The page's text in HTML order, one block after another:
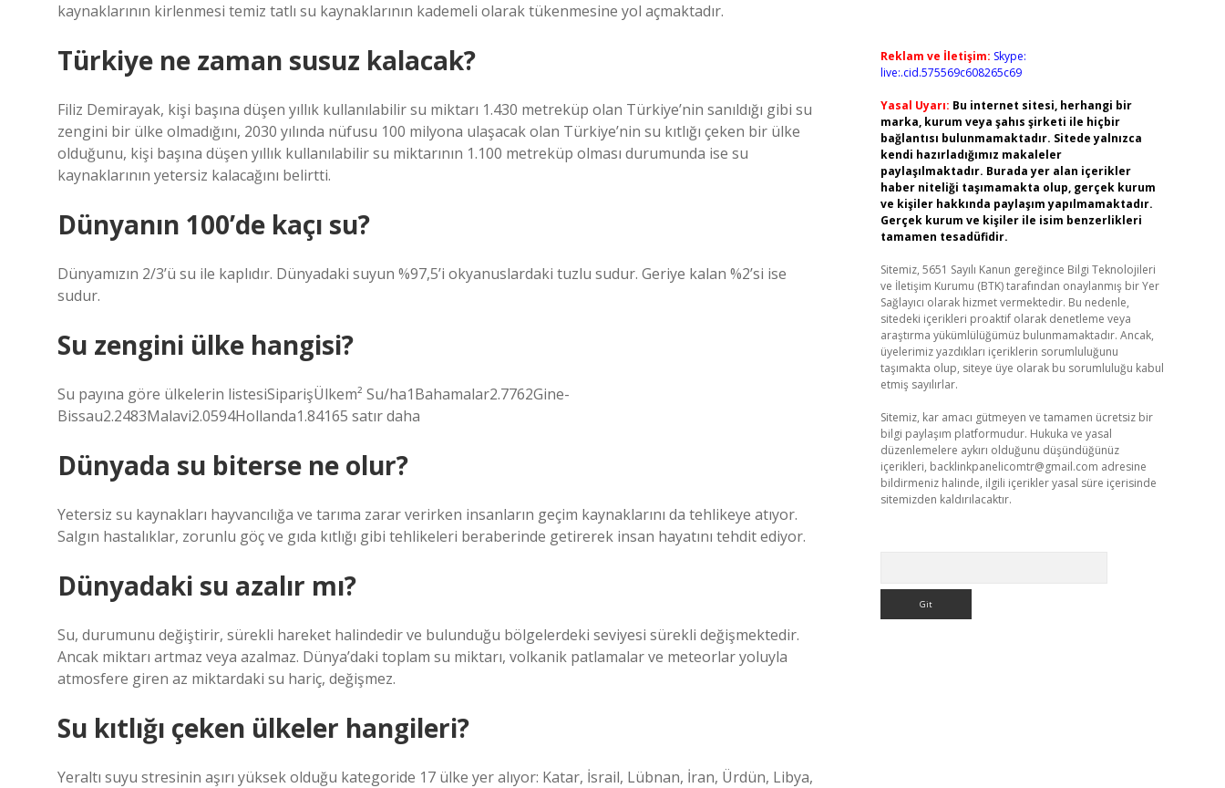
kaynaklarının kirlenmesi temiz tatlı su kaynaklarının kademeli olarak tükenmesine yol açmaktadır.
Türkiye ne zaman susuz kalacak?
Filiz Demirayak, kişi başına düşen yıllık kullanılabilir su miktarı 1.430 metreküp olan Türkiye’nin sanıldığı gibi su
zengini bir ülke olmadığını, 2030 yılında nüfusu 100 milyona ulaşacak olan Türkiye’nin su kıtlığı çeken bir ülke
olduğunu, kişi başına düşen yıllık kullanılabilir su miktarının 1.100 metreküp olması durumunda ise su
kaynaklarının yetersiz kalacağını belirtti.
Dünyanın 100’de kaçı su?
Dünyamızın 2/3’ü su ile kaplıdır. Dünyadaki suyun %97,5’i okyanuslardaki tuzlu sudur. Geriye kalan %2’si ise
sudur.
Su zengini ülke hangisi?
Su payına göre ülkelerin listesiSiparişÜlkem² Su/ha1Bahamalar2.7762Gine-
Bissau2.2483Malavi2.0594Hollanda1.84165 satır daha
Dünyada su biterse ne olur?
Yetersiz su kaynakları hayvancılığa ve tarıma zarar verirken insanların geçim kaynaklarını da tehlikeye atıyor.
Salgın hastalıklar, zorunlu göç ve gıda kıtlığı gibi tehlikeleri beraberinde getirerek insan hayatını tehdit ediyor.
Dünyadaki su azalır mı?
Su, durumunu değiştirir, sürekli hareket halindedir ve bulunduğu bölgelerdeki seviyesi sürekli değişmektedir.
Ancak miktarı artmaz veya azalmaz. Dünya’daki toplam su miktarı, volkanik patlamalar ve meteorlar yoluyla
atmosfere giren az miktardaki su hariç, değişmez.
Su kıtlığı çeken ülkeler hangileri?
Yeraltı suyu stresinin aşırı yüksek olduğu kategoride 17 ülke yer alıyor: Katar, İsrail, Lübnan, İran, Ürdün, Libya,
Reklam ve İletişim: Skype:
live:.cid.575569c608265c69
Yasal Uyarı: Bu internet sitesi, herhangi bir
marka, kurum veya şahıs şirketi ile hiçbir
bağlantısı bulunmamaktadır. Sitede yalnızca
kendi hazırladığımız makaleler
paylaşılmaktadır. Burada yer alan içerikler
haber niteliği taşımamakta olup, gerçek kurum
ve kişiler hakkında paylaşım yapılmamaktadır.
Gerçek kurum ve kişiler ile isim benzerlikleri
tamamen tesadüfidir.
Sitemiz, 5651 Sayılı Kanun gereğince Bilgi Teknolojileri
ve İletişim Kurumu (BTK) tarafından onaylanmış bir Yer
Sağlayıcı olarak hizmet vermektedir. Bu nedenle,
sitedeki içerikleri proaktif olarak denetleme veya
araştırma yükümlülüğümüz bulunmamaktadır. Ancak,
üyelerimiz yazdıkları içeriklerin sorumluluğunu
taşımakta olup, siteye üye olarak bu sorumluluğu kabul
etmiş sayılırlar.
Sitemiz, kar amacı gütmeyen ve tamamen ücretsiz bir
bilgi paylaşım platformudur. Hukuka ve yasal
düzenlemelere aykırı olduğunu düşündüğünüz
içerikleri, backlinkpanelicomtr@gmail.com adresine
bildirmeniz halinde, ilgili içerikler yasal süre içerisinde
sitemizden kaldırılacaktır.